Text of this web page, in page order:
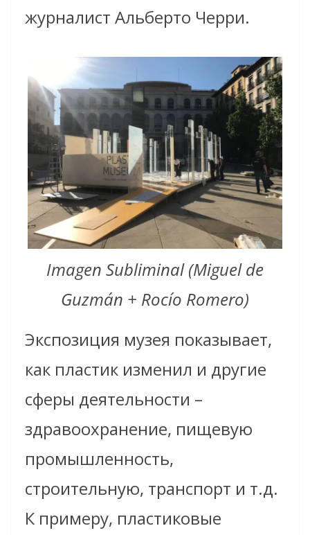
журналист Альберто Черри.
Imagen Subliminal (Miguel de
Guzmán + Rocío Romero)
Экспозиция музея показывает,
как пластик изменил и другие
сферы деятельности –
здравоохранение, пищевую
промышленность,
строительную, транспорт и т.д.
К примеру, пластиковые